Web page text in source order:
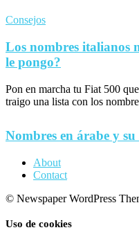
Consejos
Los nombres italianos
le pongo?
Pon en marcha tu Fiat 500
traigo una lista con los
Nombres en árabe y
About
Contact
© Newspaper WordPress
Uso de cookies